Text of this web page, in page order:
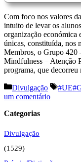
Com foco nos valores
intuito de levar os
organização económica
únicas, constituída, nos
Membros, o Grupo 420
Mindfulness – Atenção
programa, que decorreu
Categorias
Divulgação
um comentário
Categorias
Divulgação
(1529)